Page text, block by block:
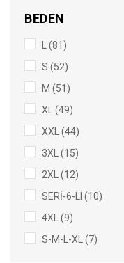
BEDEN
L (81)
S (52)
M (51)
XL (49)
XXL (44)
3XL (15)
2XL (12)
SERİ-6-LI (10)
4XL (9)
S-M-L-XL (7)